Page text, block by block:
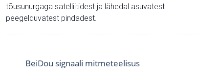
tõusunurgaga satelliitidest ja lähedal asuvatest
peegelduvatest pindadest.
BeiDou signaali mitmeteelisus